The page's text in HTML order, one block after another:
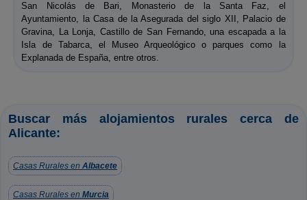
San Nicolás de Bari, Monasterio de la Santa Faz, el
Ayuntamiento, la Casa de la Asegurada del siglo XII, Palacio de
Gravina, La Lonja, Castillo de San Fernando, una escapada a la
Isla de Tabarca, el Museo Arqueológico o parques como la
Explanada de España, entre otros.
Buscar más alojamientos rurales cerca de
Alicante:
Casas Rurales en Albacete
Casas Rurales en Murcia